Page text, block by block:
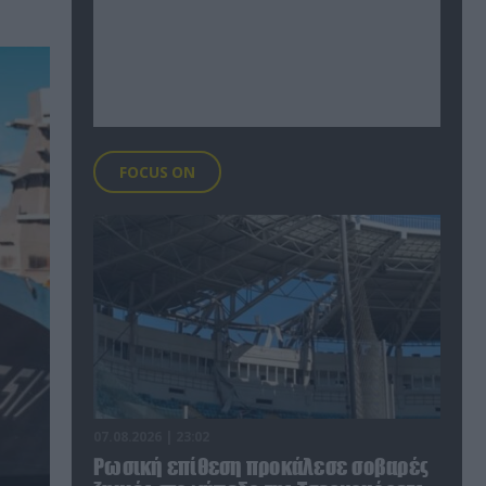
FOCUS ON
Ρωσική επίθεση προκάλεσε σοβαρές